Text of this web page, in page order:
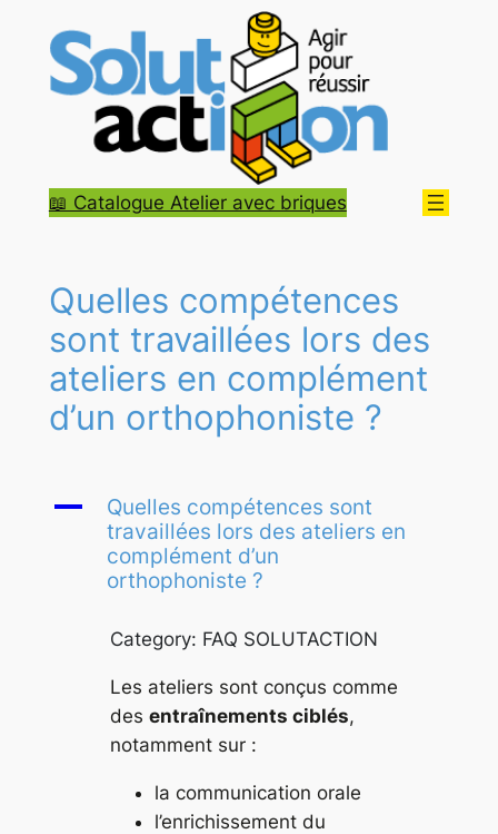
contenu
📖 Catalogue Atelier avec briques
Quelles compétences
sont travaillées lors des
ateliers en complément
d’un orthophoniste ?
A
Quelles compétences sont
travaillées lors des ateliers en
complément d’un
orthophoniste ?
Category: FAQ SOLUTACTION
Les ateliers sont conçus comme
des entraînements ciblés,
notamment sur :
la communication orale
l’enrichissement du